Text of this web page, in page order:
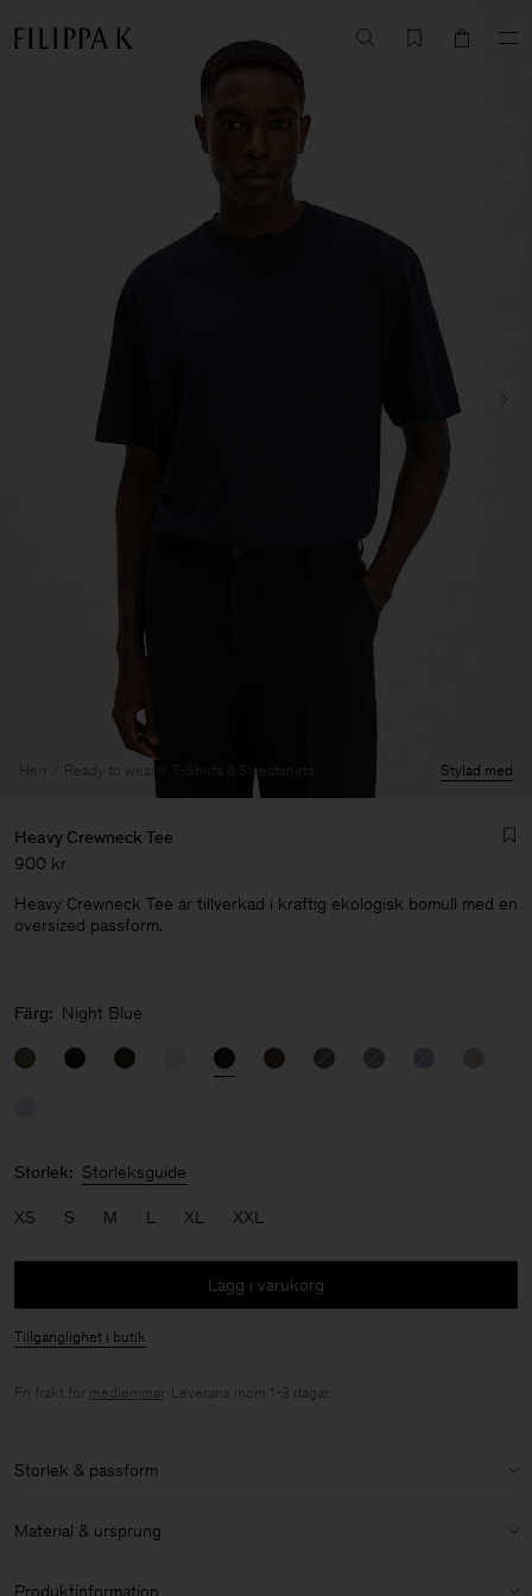
Herr Ready to wear T-Shirts & Sweatshirts Stylad med
Heavy Crewneck Tee
900 kr
Heavy Crewneck Tee är tillverkad i kraftig ekologisk bomull med en
oversized passform.
Färg: Night Blue
Storlek: Storleksguide
XS S M L XL XXL
Lägg i varukorg
Tillgänglighet i butik
Fri frakt för medlemmar. Leverans inom 1-3 dagar.
Storlek & passform
Modell:
Modellen är 183 cm / 6 och bär storlek 48 / M
Lös passform
Material & ursprung
Material:
100% Cotton (GOTS)
Produktinformation